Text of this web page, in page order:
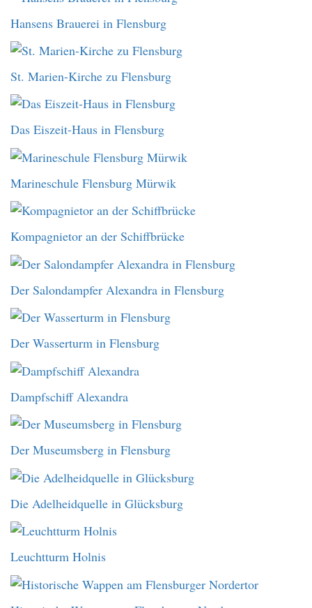
Hansens Brauerei in Flensburg
St. Marien-Kirche zu Flensburg
Das Eiszeit-Haus in Flensburg
Marineschule Flensburg Mürwik
Kompagnietor an der Schiffbrücke
Der Salondampfer Alexandra in Flensburg
Der Wasserturm in Flensburg
Dampfschiff Alexandra
Der Museumsberg in Flensburg
Die Adelheidquelle in Glücksburg
Leuchtturm Holnis